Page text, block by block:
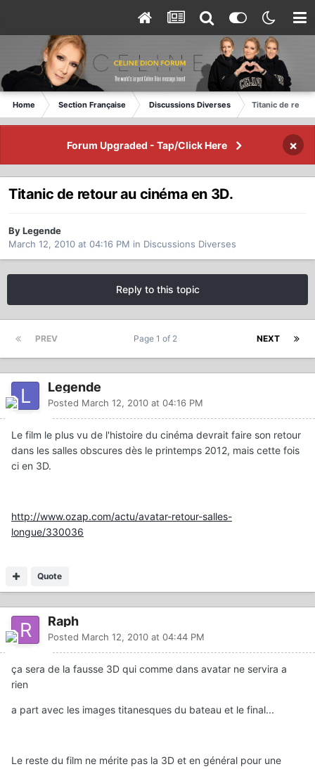
Home Section Française Discussions Diverses Titanic de
Forum Upgraded - Tap/Click Here ×
Titanic de retour au cinéma en 3D.
By Legende
March 12, 2010 at 04:16 PM in Discussions Diverses
Reply to this topic
PREV NEXT
Page 1 of 2
Legende
Posted March 12, 2010 at 04:16 PM
Le film le plus vu de l'histoire du cinéma devrait faire son retour
dans les salles obscures dès le printemps 2012, mais cette fois
ci en 3D.
http://www.ozap.com/actu/avatar-retour-salles-
longue/330036
Quote
Raph
Posted March 12, 2010 at 04:44 PM
ça sera de la fausse 3D qui comme dans avatar ne servira a
rien
a part avec les images titanesques du bateau et le final...
Le reste du film ne mérite pas la 3D et en général pour une